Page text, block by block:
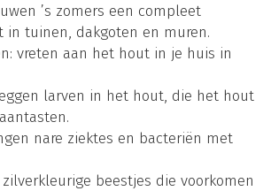
’s zomers een compleet
in tuinen, dakgoten en muren.
vreten aan het hout in je huis in
larven in het hout, die het hout
nare ziektes en bacteriën met
zilverkleurige beestjes die voorkomen